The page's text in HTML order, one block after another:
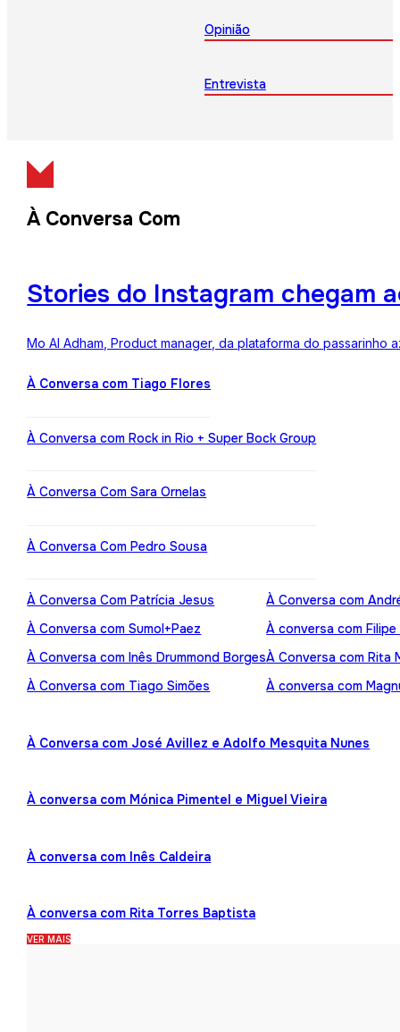
Opinião
Entrevista
À Conversa Com
Stories do Instagram chegam
Mo Al Adham, Product manager, da plataforma do
À Conversa com Tiago Flores
À Conversa com Rock in Rio + Super Bock Group
À Conversa Com Sara Ornelas
À Conversa Com Pedro Sousa
À Conversa Com Patrícia Jesus
À Conversa com Sumol+Paez
À Conversa com Inês Drummond Borges
À Conversa com Tiago Simões
À Conversa com
À conversa com Filipe
À Conversa com Rita
À conversa com
À Conversa com José Avillez e Adolfo Mesquita Nunes
À conversa com Mónica Pimentel e Miguel Vieira
À conversa com Inês Caldeira
À conversa com Rita Torres Baptista
VER MAIS